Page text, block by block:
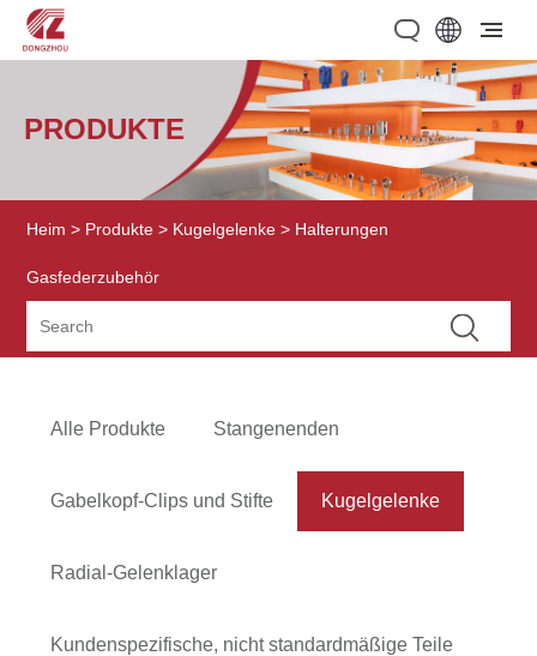
PRODUKTE
Heim > Produkte > Kugelgelenke > Halterungen
Gasfederzubehör
Alle Produkte Stangenenden
Gabelkopf-Clips und Stifte Kugelgelenke
Radial-Gelenklager
Kundenspezifische, nicht standardmäßige Teile